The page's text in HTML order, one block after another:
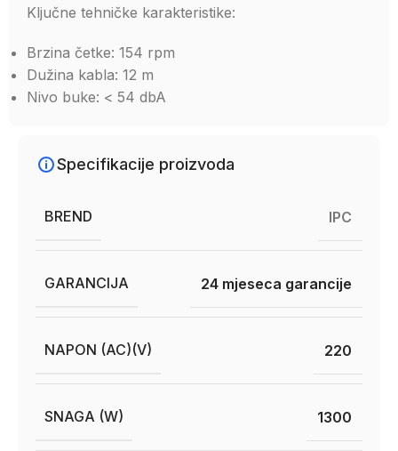
Ključne tehničke karakteristike:
Brzina četke: 154 rpm
Dužina kabla: 12 m
Nivo buke: < 54 dbA
Specifikacije proizvoda
BREND IPC
GARANCIJA 24 mjeseca garancije
NAPON (AC)(V) 220
SNAGA (W) 1300